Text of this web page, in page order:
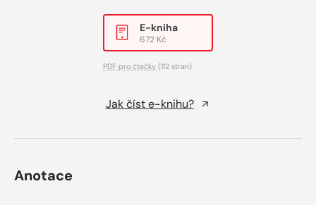
E-kniha
672 Kč
PDF pro čtečky (112 stran)
Jak číst e-knihu?
Anotace